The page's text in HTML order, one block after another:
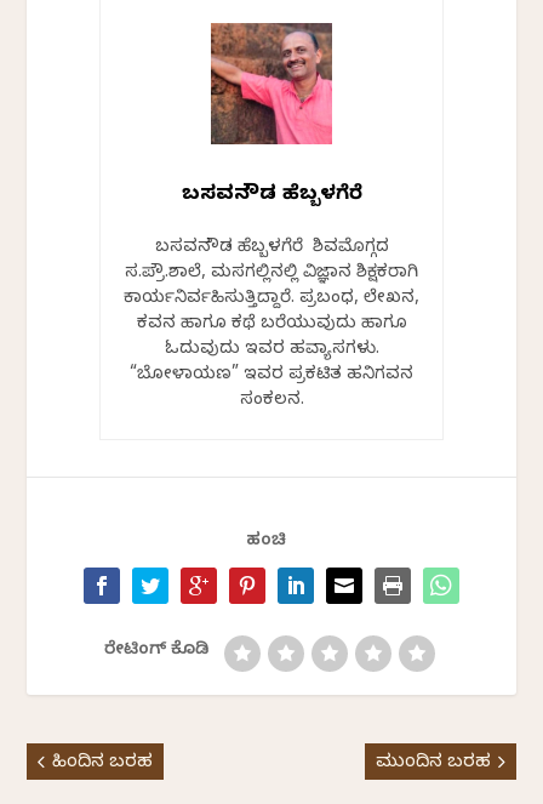
ಬಸವನಗೌಡ ಹೆಬ್ಬಳಗೆರೆ
ಬಸವನಗೌಡ ಹೆಬ್ಬಳಗೆರೆ ಶಿವಮೊಗ್ಗದ
ಸ.ಪ್ರೌ.ಶಾಲೆ, ಮಸಗಲ್ಲಿನಲ್ಲಿ ವಿಜ್ಞಾನ ಶಿಕ್ಷಕರಾಗಿ
ಕಾರ್ಯನಿರ್ವಹಿಸುತ್ತಿದ್ದಾರೆ. ಪ್ರಬಂಧ, ಲೇಖನ,
ಕವನ ಹಾಗೂ ಕಥೆ ಬರೆಯುವುದು ಹಾಗೂ
ಓದುವುದು ಇವರ ಹವ್ಯಾಸಗಳು.
“ಬೋಳಾಯಣ” ಇವರ ಪ್ರಕಟಿತ ಹನಿಗವನ
ಸಂಕಲನ.
ಹಂಚಿ
ರೇಟಿಂಗ್ ಕೊಡಿ
ಹಿಂದಿನ ಬರಹ ಮುಂದಿನ ಬರಹ